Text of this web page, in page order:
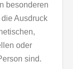
besonderen
Ausdruck
oder
sind.